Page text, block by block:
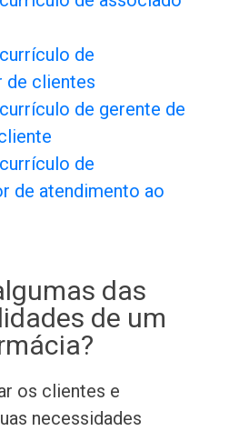
de
de clientes
de gerente de
de
de atendimento ao
das
de um
os clientes e
necessidades